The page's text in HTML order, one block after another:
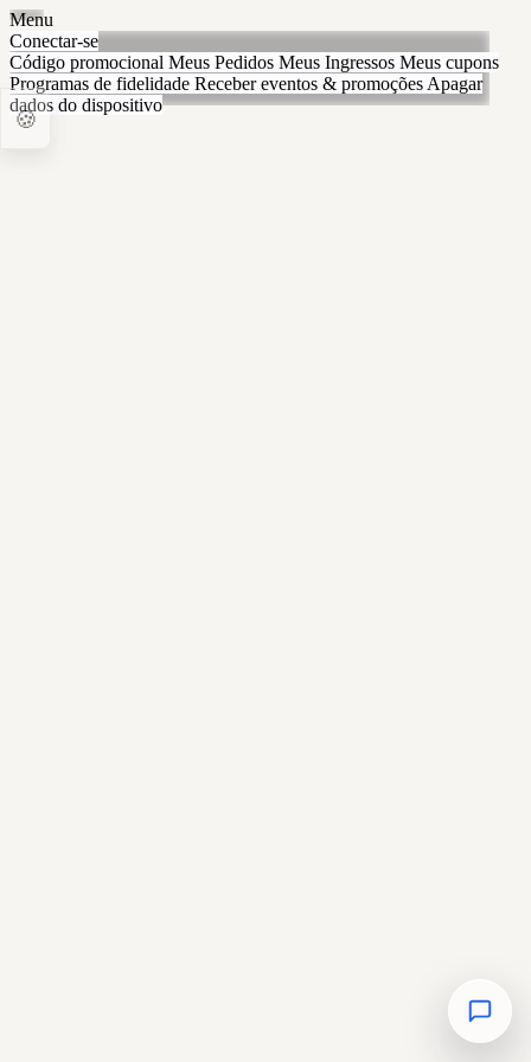
Menu
Conectar-se
Código promocional Meus Pedidos Meus Ingressos Meus cupons
Programas de fidelidade Receber eventos & promoções Apagar
dados do dispositivo
🍪